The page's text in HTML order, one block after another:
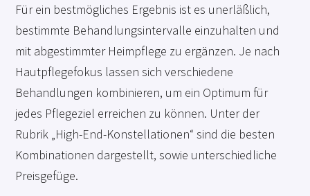
Für ein bestmögliches Ergebnis ist es unerläßlich,
bestimmte Behandlungsintervalle einzuhalten und
mit abgestimmter Heimpflege zu ergänzen. Je nach
Hautpflegefokus lassen sich verschiedene
Behandlungen kombinieren, um ein Optimum für
jedes Pflegeziel erreichen zu können. Unter der
Rubrik „High-End-Konstellationen“ sind die besten
Kombinationen dargestellt, sowie unterschiedliche
Preisgefüge.